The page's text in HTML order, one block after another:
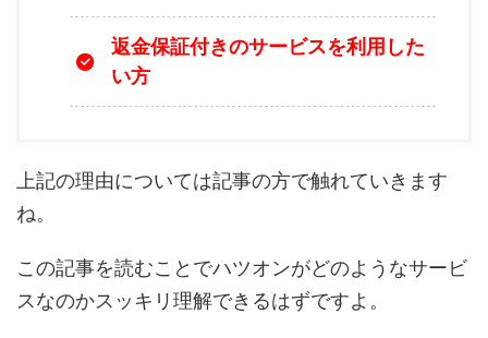
返金保証付きのサービスを利用した
い方
上記の理由については記事の方で触れていきます
ね。
この記事を読むことでハツオンがどのようなサービ
スなのかスッキリ理解できるはずですよ。